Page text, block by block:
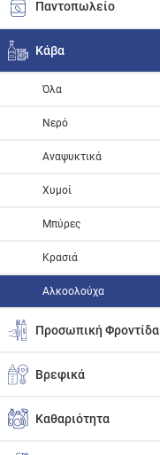
Παντοπωλείο
Κάβα
Όλα
Νερό
Αναψυκτικά
Χυμοί
Μπύρες
Κρασιά
Αλκοολούχα
Προσωπική Φροντίδα
Βρεφικά
Καθαριότητα